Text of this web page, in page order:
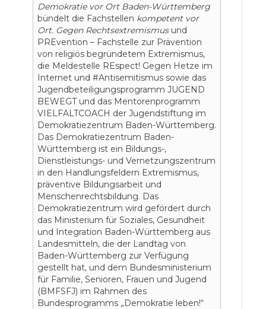
Demokratie vor Ort Baden-Württemberg
bündelt die Fachstellen kompetent vor
Ort. Gegen Rechtsextremismusund
PREvention – Fachstelle zur Prävention
von religiös begründetem Extremismus,
die Meldestelle REspect! Gegen Hetze im
Internet und #Antisemitismus sowie das
Jugendbeteiligungsprogramm JUGEND
BEWEGT und das Mentorenprogramm
VIELFALTCOACH der Jugendstiftung im
Demokratiezentrum Baden-Württemberg.
Das Demokratiezentrum Baden-
Württemberg ist ein Bildungs-,
Dienstleistungs- und Vernetzungszentrum
in den Handlungsfeldern Extremismus,
präventive Bildungsarbeit und
Menschenrechtsbildung. Das
Demokratiezentrum wird gefördert durch
das Ministerium für Soziales, Gesundheit
und Integration Baden-Württemberg aus
Landesmitteln, die der Landtag von
Baden-Württemberg zur Verfügung
gestellt hat, und dem Bundesministerium
für Familie, Senioren, Frauen und Jugend
(BMFSFJ) im Rahmen des
Bundesprogramms „Demokratie leben!“